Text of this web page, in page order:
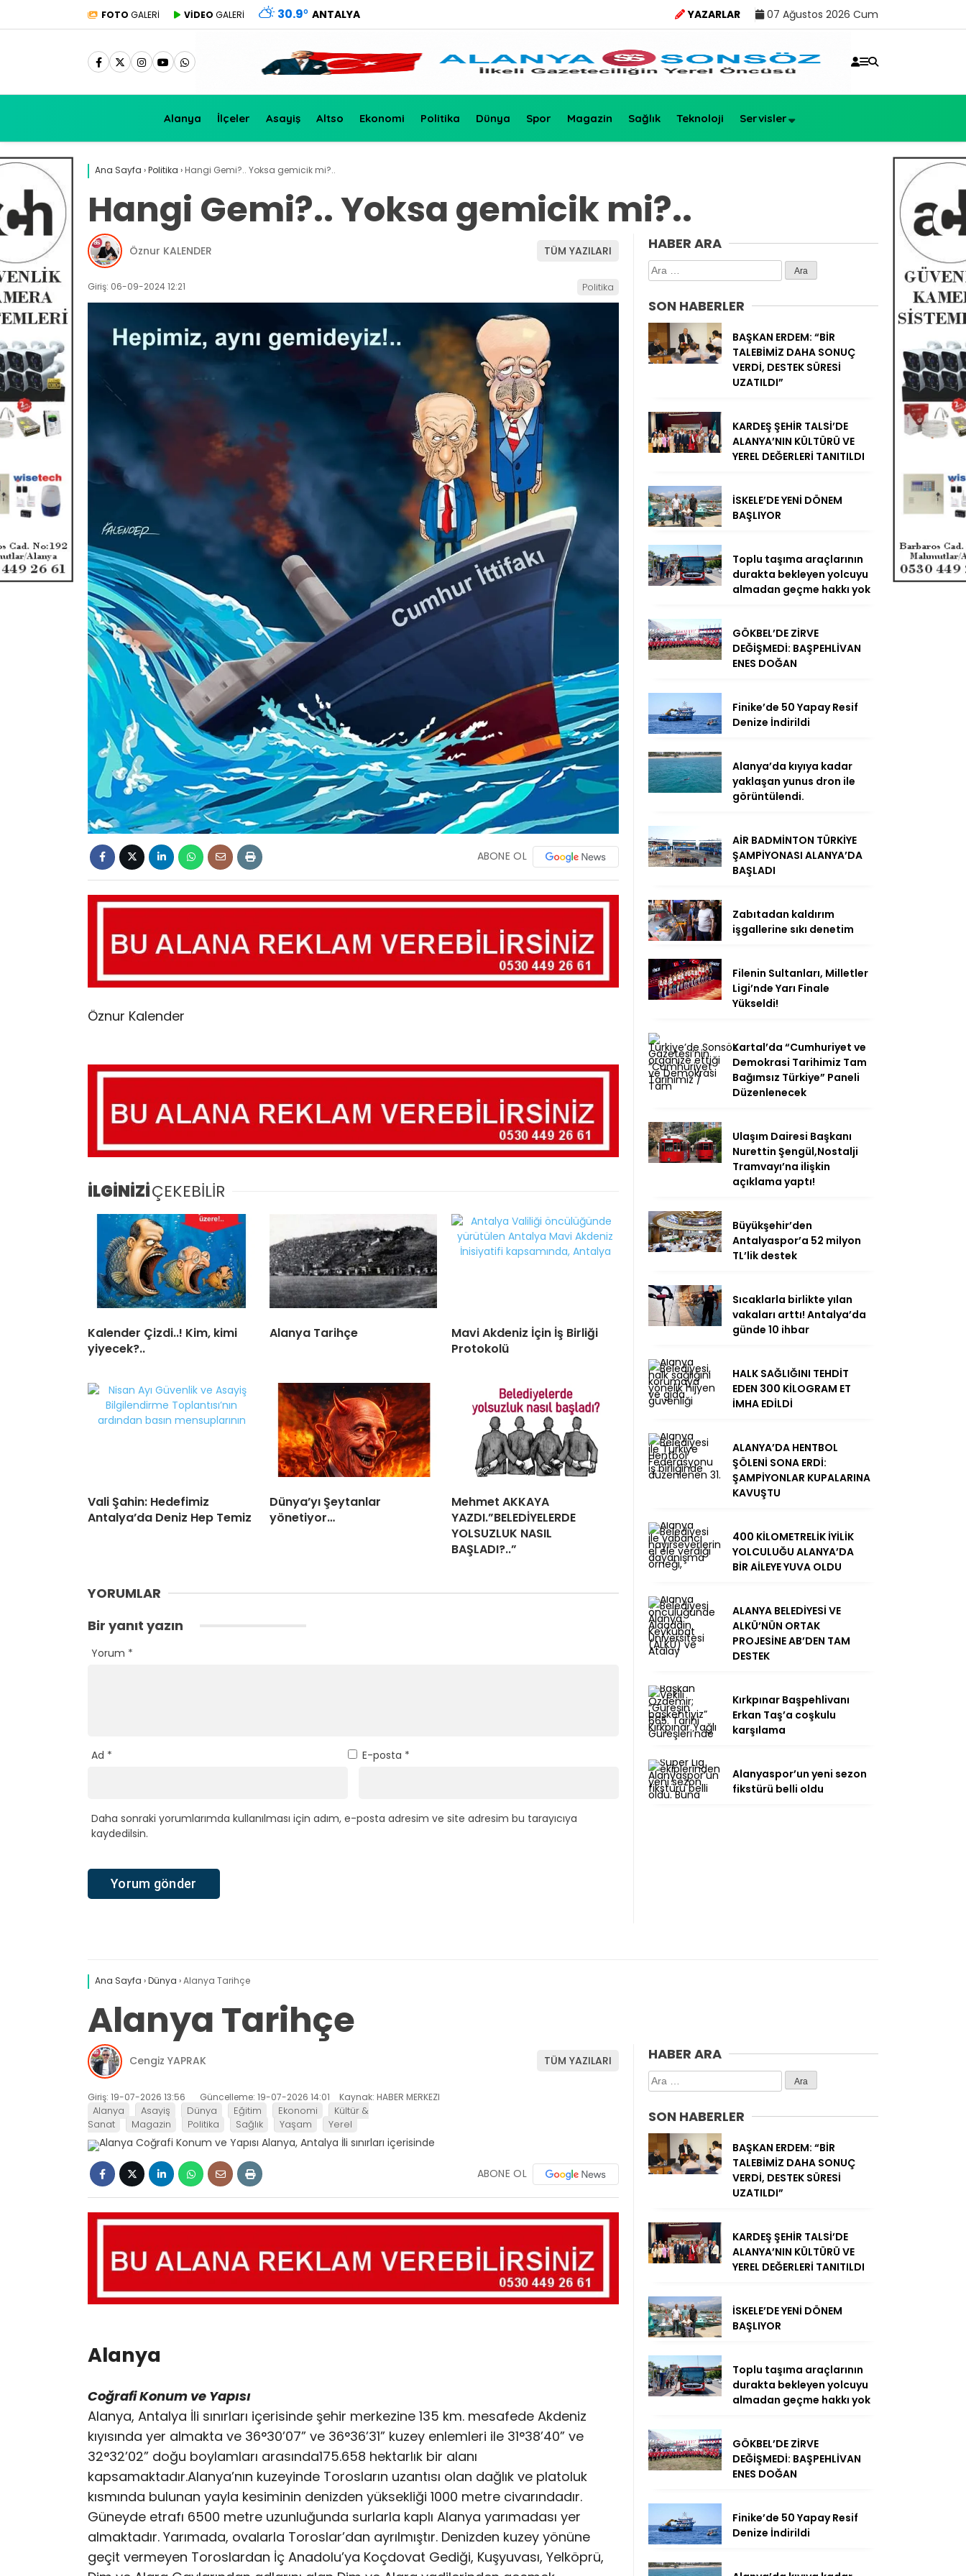
FOTO GALERİ VİDEO GALERİ 30.9° ANTALYA YAZARLAR 07 Ağustos 2026 Cum
Alanya İlçeler Asayiş Altso Ekonomi Politika Dünya Spor Magazin Sağlık Teknoloji Servisler
Ana Sayfa ›Politika › Hangi Gemi?.. Yoksa gemicik mi?..
Hangi Gemi?.. Yoksa gemicik mi?..
Öznur KALENDER TÜM YAZILARI
Giriş: 06-09-2024 12:21 Politika
ABONE OL
Öznur Kalender
İLGİNİZİÇEKEBİLİR
Kalender Çizdi..! Kim, kimi
yiyecek?..
Alanya Tarihçe
Mavi Akdeniz İçin İş Birliği
Protokolü
Vali Şahin: Hedefimiz
Antalya’da Deniz Hep Temiz
Dünya’yı Şeytanlar
yönetiyor…
Mehmet AKKAYA
YAZDI.”BELEDİYELERDE
YOLSUZLUK NASIL
BAŞLADI?..”
YORUMLAR
Bir yanıt yazın
Yorum *
Ad * E-posta *
Daha sonraki yorumlarımda kullanılması için adım, e-posta adresim ve site adresim bu tarayıcıya
kaydedilsin.
HABER ARA
Arama:
SON HABERLER
BAŞKAN ERDEM: “BİR
TALEBİMİZ DAHA SONUÇ
VERDİ, DESTEK SÜRESİ
UZATILDI”
KARDEŞ ŞEHİR TALSİ’DE
ALANYA’NIN KÜLTÜRÜ VE
YEREL DEĞERLERİ TANITILDI
İSKELE’DE YENİ DÖNEM
BAŞLIYOR
Toplu taşıma araçlarının
durakta bekleyen yolcuyu
almadan geçme hakkı yok
GÖKBEL’DE ZİRVE
DEĞİŞMEDİ: BAŞPEHLİVAN
ENES DOĞAN
Finike’de 50 Yapay Resif
Denize İndirildi
Alanya’da kıyıya kadar
yaklaşan yunus dron ile
görüntülendi.
AİR BADMİNTON TÜRKİYE
ŞAMPİYONASI ALANYA’DA
BAŞLADI
Zabıtadan kaldırım
işgallerine sıkı denetim
Filenin Sultanları, Milletler
Ligi’nde Yarı Finale
Yükseldi!
Kartal’da “Cumhuriyet ve
Demokrasi Tarihimiz Tam
Bağımsız Türkiye” Paneli
Düzenlenecek
Ulaşım Dairesi Başkanı
Nurettin Şengül,Nostalji
Tramvayı’na ilişkin
açıklama yaptı!
Büyükşehir’den
Antalyaspor’a 52 milyon
TL’lik destek
Sıcaklarla birlikte yılan
vakaları arttı! Antalya’da
günde 10 ihbar
HALK SAĞLIĞINI TEHDİT
EDEN 300 KİLOGRAM ET
İMHA EDİLDİ
ALANYA’DA HENTBOL
ŞÖLENİ SONA ERDİ:
ŞAMPİYONLAR KUPALARINA
KAVUŞTU
400 KİLOMETRELİK İYİLİK
YOLCULUĞU ALANYA’DA
BİR AİLEYE YUVA OLDU
ALANYA BELEDİYESİ VE
ALKÜ’NÜN ORTAK
PROJESİNE AB’DEN TAM
DESTEK
Kırkpınar Başpehlivanı
Erkan Taş’a coşkulu
karşılama
Alanyaspor’un yeni sezon
fikstürü belli oldu
Ana Sayfa ›Dünya ›Alanya Tarihçe
Alanya Tarihçe
Cengiz YAPRAK TÜM YAZILARI
Giriş: 19-07-2026 13:56 Güncelleme: 19-07-2026 14:01 Kaynak: HABER MERKEZI
Alanya Asayiş Dünya Eğitim Ekonomi
Kültür &
Sanat
Magazin Politika Sağlık Yaşam Yerel
ABONE OL
Alanya
Coğrafi Konum ve Yapısı
Alanya, Antalya İli sınırları içerisinde şehir merkezine 135 km. mesafede Akdeniz
kıyısında yer almakta ve 36°30’07” ve 36°36’31” kuzey enlemleri ile 31°38’40” ve
32°32’02” doğu boylamları arasında175.658 hektarlık bir alanı
kapsamaktadır.Alanya’nın kuzeyinde Torosların uzantısı olan dağlık ve platoluk
kısmında bulunan yayla kesiminin denizden yüksekliği 1000 metre civarındadır.
Güneyde etrafı 6500 metre uzunluğunda surlarla kaplı Alanya yarımadası yer
almaktadır. Yarımada, ovalarla Toroslar’dan ayrılmıştır. Denizden kuzey yönüne
geçit vermeyen Toroslardan İç Anadolu’ya Koçdovat Gediği, Kuşyuvası, Yelköprü,
HABER ARA
Arama:
SON HABERLER
BAŞKAN ERDEM: “BİR
TALEBİMİZ DAHA SONUÇ
VERDİ, DESTEK SÜRESİ
UZATILDI”
KARDEŞ ŞEHİR TALSİ’DE
ALANYA’NIN KÜLTÜRÜ VE
YEREL DEĞERLERİ TANITILDI
İSKELE’DE YENİ DÖNEM
BAŞLIYOR
Toplu taşıma araçlarının
durakta bekleyen yolcuyu
almadan geçme hakkı yok
GÖKBEL’DE ZİRVE
DEĞİŞMEDİ: BAŞPEHLİVAN
ENES DOĞAN
Finike’de 50 Yapay Resif
Denize İndirildi